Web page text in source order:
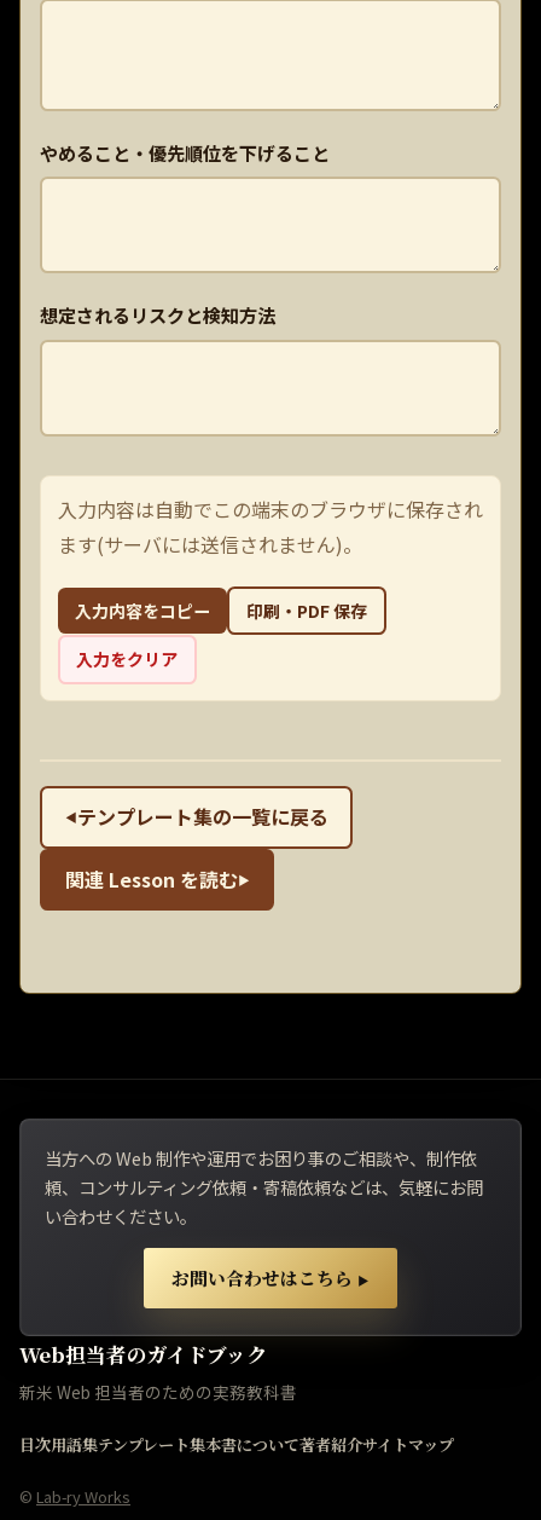
やめること・優先順位を下げること
想定されるリスクと検知方法
入力内容は自動でこの端末のブラウザに保存され
ます(サーバには送信されません)。
入力内容をコピー 印刷・PDF 保存
入力をクリア
◀テンプレート集の一覧に戻る
関連 Lesson を読む▶
Web担当者のガイドブック
新米 Web 担当者のための実務教科書
目次用語集テンプレート集本書について著者紹介サイトマップ
© Lab-ry Works
当方への Web 制作や運用でお困り事のご相談や、制作依
頼、コンサルティング依頼・寄稿依頼などは、気軽にお問
い合わせください。
お問い合わせはこちら ▶